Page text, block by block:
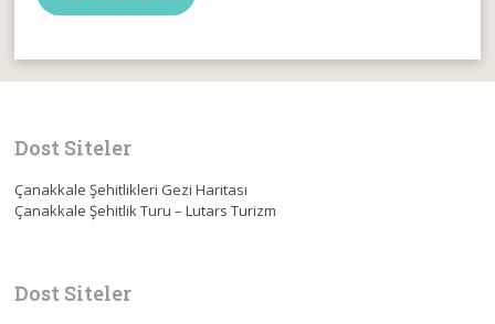
Dost Siteler
Çanakkale Şehitlikleri Gezi Haritası
Çanakkale Şehitlik Turu – Lutars Turizm
Dost Siteler